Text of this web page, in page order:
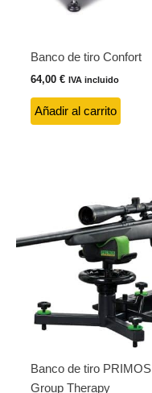
Banco de tiro Confort
64,00 € IVA incluido
Añadir al carrito
Banco de tiro PRIMOS
Group Therapy